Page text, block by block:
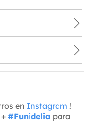
en Instagram !
+ #Funidelia para